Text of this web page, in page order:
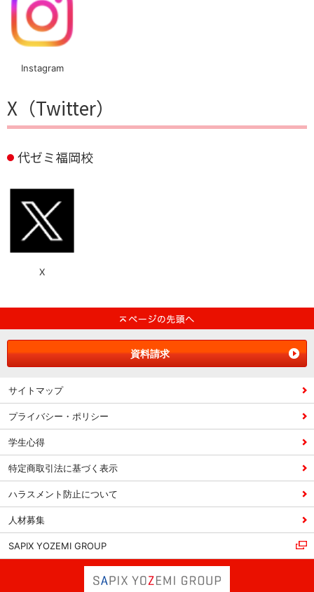
Instagram
X（Twitter）
代ゼミ福岡校
X
資料請求
サイトマップ
プライバシー・ポリシー
学生心得
特定商取引法に基づく表示
ハラスメント防止について
人材募集
SAPIX YOZEMI GROUP